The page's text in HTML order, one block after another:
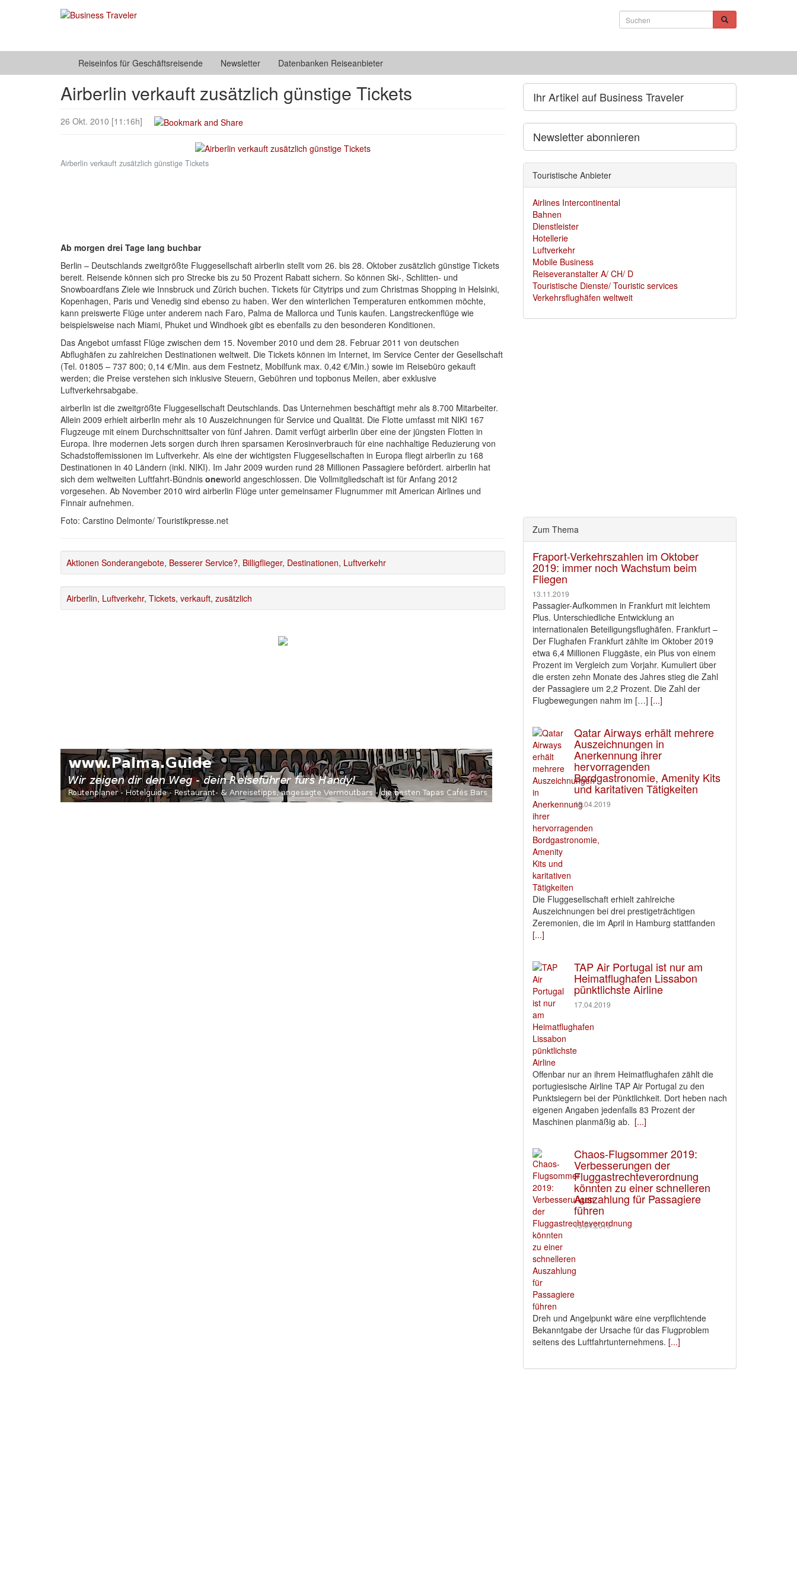
Reiseinfos für Geschäftsreisende Newsletter Datenbanken Reiseanbieter
Airberlin verkauft zusätzlich günstige Tickets
26 Okt. 2010 [11:16h]
Airberlin verkauft zusätzlich günstige Tickets
Ab morgen drei Tage lang buchbar
Berlin – Deutschlands zweitgrößte Fluggesellschaft airberlin stellt vom 26. bis 28. Oktober zusätzlich günstige Tickets
bereit. Reisende können sich pro Strecke bis zu 50 Prozent Rabatt sichern. So können Ski-, Schlitten- und
Snowboardfans Ziele wie Innsbruck und Zürich buchen. Tickets für Citytrips und zum Christmas Shopping in Helsinki,
Kopenhagen, Paris und Venedig sind ebenso zu haben. Wer den winterlichen Temperaturen entkommen möchte,
kann preiswerte Flüge unter anderem nach Faro, Palma de Mallorca und Tunis kaufen. Langstreckenflüge wie
beispielsweise nach Miami, Phuket und Windhoek gibt es ebenfalls zu den besonderen Konditionen.
Das Angebot umfasst Flüge zwischen dem 15. November 2010 und dem 28. Februar 2011 von deutschen
Abflughäfen zu zahlreichen Destinationen weltweit. Die Tickets können im Internet, im Service Center der Gesellschaft
(Tel. 01805 – 737 800; 0,14 €/Min. aus dem Festnetz, Mobilfunk max. 0,42 €/Min.) sowie im Reisebüro gekauft
werden; die Preise verstehen sich inklusive Steuern, Gebühren und topbonus Meilen, aber exklusive
Luftverkehrsabgabe.
airberlin ist die zweitgrößte Fluggesellschaft Deutschlands. Das Unternehmen beschäftigt mehr als 8.700 Mitarbeiter.
Allein 2009 erhielt airberlin mehr als 10 Auszeichnungen für Service und Qualität. Die Flotte umfasst mit NIKI 167
Flugzeuge mit einem Durchschnittsalter von fünf Jahren. Damit verfügt airberlin über eine der jüngsten Flotten in
Europa. Ihre modernen Jets sorgen durch ihren sparsamen Kerosinverbrauch für eine nachhaltige Reduzierung von
Schadstoffemissionen im Luftverkehr. Als eine der wichtigsten Fluggesellschaften in Europa fliegt airberlin zu 168
Destinationen in 40 Ländern (inkl. NIKI). Im Jahr 2009 wurden rund 28 Millionen Passagiere befördert. airberlin hat
sich dem weltweiten Luftfahrt-Bündnis oneworld angeschlossen. Die Vollmitgliedschaft ist für Anfang 2012
vorgesehen. Ab November 2010 wird airberlin Flüge unter gemeinsamer Flugnummer mit American Airlines und
Finnair aufnehmen.
Foto: Carstino Delmonte/ Touristikpresse.net
Aktionen Sonderangebote, Besserer Service?, Billigflieger, Destinationen, Luftverkehr
Airberlin, Luftverkehr, Tickets, verkauft, zusätzlich
Ihr Artikel auf Business Traveler
Newsletter abonnieren
Touristische Anbieter
Airlines Intercontinental
Bahnen
Dienstleister
Hotellerie
Luftverkehr
Mobile Business
Reiseveranstalter A/ CH/ D
Touristische Dienste/ Touristic services
Verkehrsflughäfen weltweit
Zum Thema
Fraport-Verkehrszahlen im Oktober
2019: immer noch Wachstum beim
Fliegen
13.11.2019
Passagier-Aufkommen in Frankfurt mit leichtem
Plus. Unterschiedliche Entwicklung an
internationalen Beteiligungsflughäfen. Frankfurt –
Der Flughafen Frankfurt zählte im Oktober 2019
etwa 6,4 Millionen Fluggäste, ein Plus von einem
Prozent im Vergleich zum Vorjahr. Kumuliert über
die ersten zehn Monate des Jahres stieg die Zahl
der Passagiere um 2,2 Prozent. Die Zahl der
Flugbewegungen nahm im […] [...]
Qatar Airways erhält mehrere
Auszeichnungen in
Anerkennung ihrer
hervorragenden
Bordgastronomie, Amenity Kits
und karitativen Tätigkeiten
18.04.2019
Die Fluggesellschaft erhielt zahlreiche
Auszeichnungen bei drei prestigeträchtigen
Zeremonien, die im April in Hamburg stattfanden
[...]
TAP Air Portugal ist nur am
Heimatflughafen Lissabon
pünktlichste Airline
17.04.2019
Offenbar nur an ihrem Heimatflughafen zählt die
portugiesische Airline TAP Air Portugal zu den
Punktsiegern bei der Pünktlichkeit. Dort heben nach
eigenen Angaben jedenfalls 83 Prozent der
Maschinen planmäßig ab. [...]
Chaos-Flugsommer 2019:
Verbesserungen der
Fluggastrechteverordnung
könnten zu einer schnelleren
Auszahlung für Passagiere
führen
15.04.2019
Dreh und Angelpunkt wäre eine verpflichtende
Bekanntgabe der Ursache für das Flugproblem
seitens des Luftfahrtunternehmens. [...]